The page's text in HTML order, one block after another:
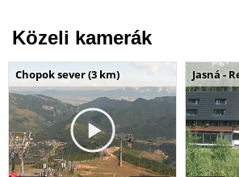
Közeli kamerák
Chopok sever (3 km) Jasná -